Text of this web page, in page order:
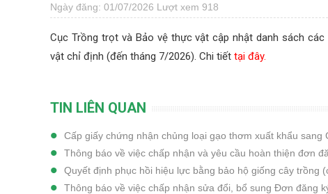
Ngày đăng: 01/07/2026 Lượt xem 918
Cục Trồng trọt và Bảo vệ thực vật cập nhật danh sách
vật chỉ định (đến tháng 7/2026). Chi tiết tại đây.
TIN LIÊN QUAN
Cấp giấy chứng nhận chủng loại gạo thơm xuất khẩu sang
Thông báo về việc chấp nhận và yêu cầu hoàn thiện đơn
Quyết định phục hồi hiệu lực bằng bảo hộ giống cây trồng
Thông báo về việc chấp nhận sửa đổi, bổ sung Đơn đăng